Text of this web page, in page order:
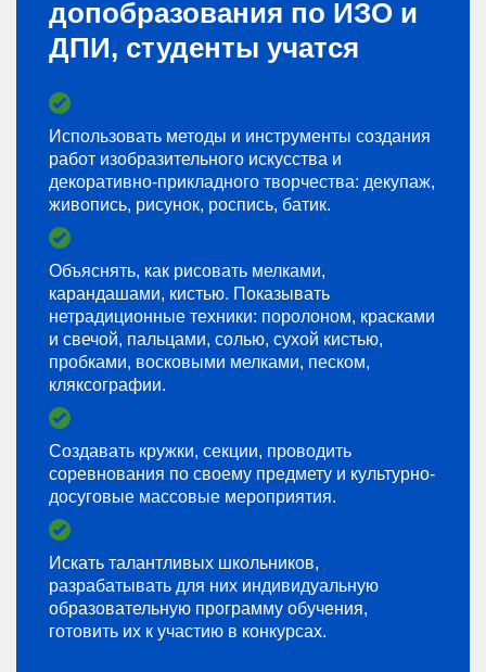
допобразования по ИЗО и
ДПИ, студенты учатся
Использовать методы и инструменты создания
работ изобразительного искусства и
декоративно-прикладного творчества: декупаж,
живопись, рисунок, роспись, батик.
Объяснять, как рисовать мелками,
карандашами, кистью. Показывать
нетрадиционные техники: поролоном, красками
и свечой, пальцами, солью, сухой кистью,
пробками, восковыми мелками, песком,
кляксографии.
Создавать кружки, секции, проводить
соревнования по своему предмету и культурно-
досуговые массовые мероприятия.
Искать талантливых школьников,
разрабатывать для них индивидуальную
образовательную программу обучения,
готовить их к участию в конкурсах.